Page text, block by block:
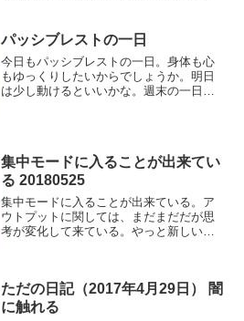
パッシブレストの一日
今日もパッシブレストの一日。身体も心
もゆっくりしたいからでしょうか。明日
は少し動けるといいかな。週末の一日は
集中モードに入ることが出来てい
る 20180525
集中モードに入ることが出来ている。ア
ウトプットに関しては、まだまだだが思
考が変化して来ている。やっと新しいこ
ただの日記（2017年4月29日） 闇
に触れる